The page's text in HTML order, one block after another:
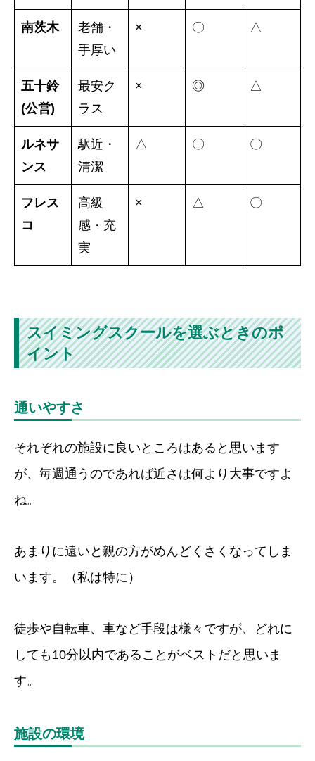
南茨木
老舗・
手厚い
× 〇 △
五十鈴
(公営)
最安ク
ラス
× ◎ △
ルネサ
ンス
駅近・
清潔
△ 〇 〇
フレス
コ
高級
感・充
実
× △ 〇
スイミングスクールを選ぶときのポ
イント
通いやすさ
それぞれの施設に良いところはあると思います
が、毎週通うのであれば近さは何より大事ですよ
ね。
あまりに遠いと親の方がめんどくさくなってしま
います。（私は特に）
徒歩や自転車、車など手段は様々ですが、どれに
しても10分以内であることがベストだと思いま
す。
施設の環境